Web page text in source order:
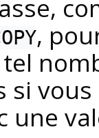
,
une